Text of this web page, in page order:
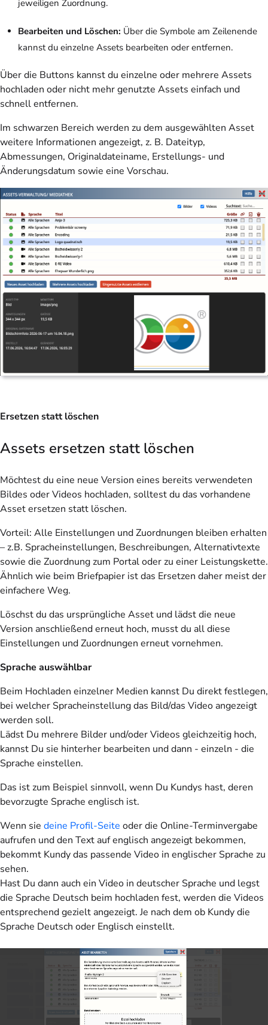
jeweiligen Zuordnung.
Bearbeiten und Löschen: Über die Symbole am Zeilenende
kannst du einzelne Assets bearbeiten oder entfernen.
Über die Buttons kannst du einzelne oder mehrere Assets
hochladen oder nicht mehr genutzte Assets einfach und
schnell entfernen.
Im schwarzen Bereich werden zu dem ausgewählten Asset
weitere Informationen angezeigt, z. B. Dateityp,
Abmessungen, Originaldateiname, Erstellungs- und
Änderungsdatum sowie eine Vorschau.
Ersetzen statt löschen
Assets ersetzen statt löschen
Möchtest du eine neue Version eines bereits verwendeten
Bildes oder Videos hochladen, solltest du das vorhandene
Asset ersetzen statt löschen.
Vorteil: Alle Einstellungen und Zuordnungen bleiben erhalten
– z.B. Spracheinstellungen, Beschreibungen, Alternativtexte
sowie die Zuordnung zum Portal oder zu einer Leistungskette.
Ähnlich wie beim Briefpapier ist das Ersetzen daher meist der
einfachere Weg.
Löschst du das ursprüngliche Asset und lädst die neue
Version anschließend erneut hoch, musst du all diese
Einstellungen und Zuordnungen erneut vornehmen.
Sprache auswählbar
Beim Hochladen einzelner Medien kannst Du direkt festlegen,
bei welcher Spracheinstellung das Bild/das Video angezeigt
werden soll.
Lädst Du mehrere Bilder und/oder Videos gleichzeitig hoch,
kannst Du sie hinterher bearbeiten und dann - einzeln - die
Sprache einstellen.
Das ist zum Beispiel sinnvoll, wenn Du Kundys hast, deren
bevorzugte Sprache englisch ist.
Wenn sie deine Profil-Seite oder die Online-Terminvergabe
aufrufen und den Text auf englisch angezeigt bekommen,
bekommt Kundy das passende Video in englischer Sprache zu
sehen.
Hast Du dann auch ein Video in deutscher Sprache und legst
die Sprache Deutsch beim hochladen fest, werden die Videos
entsprechend gezielt angezeigt. Je nach dem ob Kundy die
Sprache Deutsch oder Englisch einstellt.